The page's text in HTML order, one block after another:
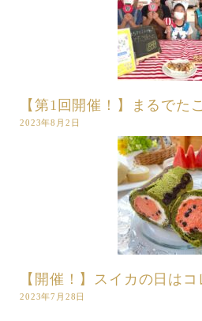
【第1回開催！】まるでた
2023年8月2日
【開催！】スイカの日はコ
2023年7月28日